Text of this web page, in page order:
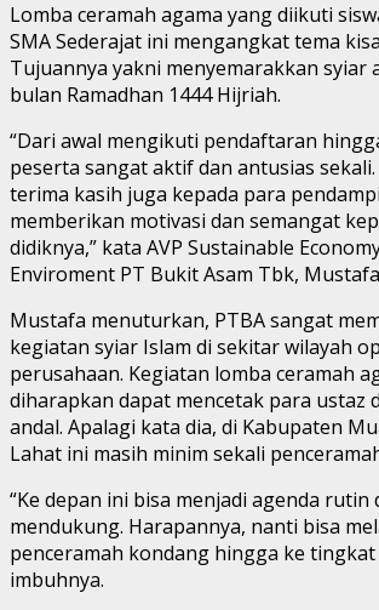
Lomba ceramah agama yang diikuti
SMA Sederajat ini mengangkat tema
Tujuannya yakni menyemarakkan syiar
bulan Ramadhan 1444 Hijriah.
“Dari awal mengikuti pendaftaran
peserta sangat aktif dan antusias
terima kasih juga kepada para
memberikan motivasi dan semangat
didiknya,” kata AVP Sustainable
Enviroment PT Bukit Asam Tbk,
Mustafa menuturkan, PTBA sangat
kegiatan syiar Islam di sekitar wilayah
perusahaan. Kegiatan lomba ceramah
diharapkan dapat mencetak para ustaz
andal. Apalagi kata dia, di Kabupaten
Lahat ini masih minim sekali
“Ke depan ini bisa menjadi agenda rutin
mendukung. Harapannya, nanti bisa
penceramah kondang hingga ke tingkat
imbuhnya.